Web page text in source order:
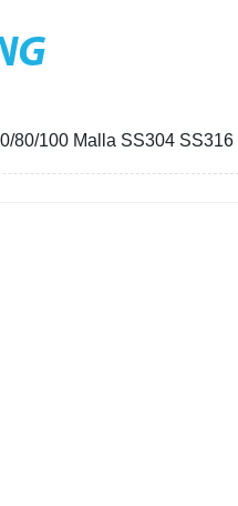
80/100 Malla SS304